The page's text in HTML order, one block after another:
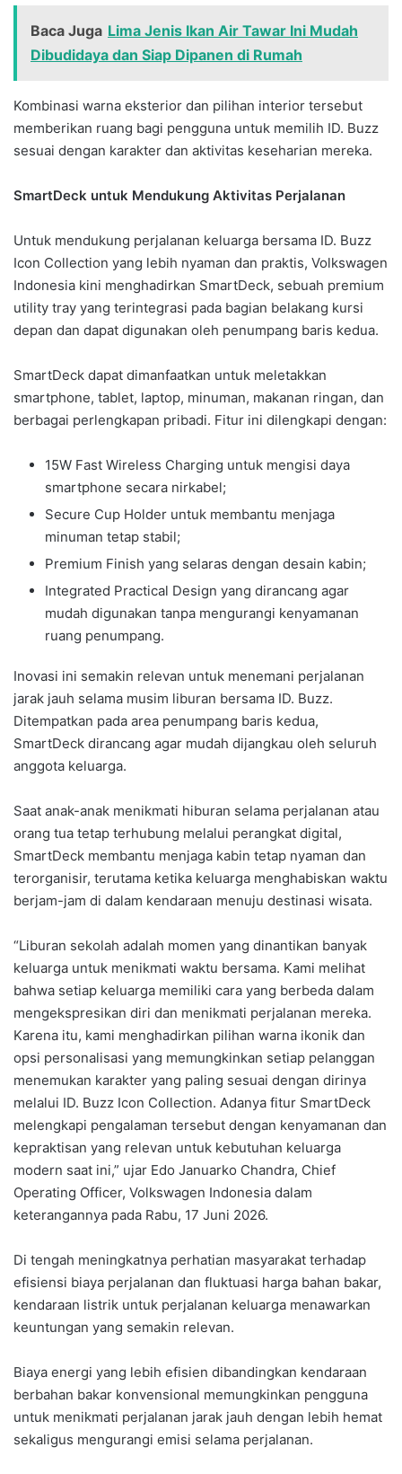
Baca Juga Lima Jenis Ikan Air Tawar Ini Mudah
Dibudidaya dan Siap Dipanen di Rumah
Kombinasi warna eksterior dan pilihan interior tersebut
memberikan ruang bagi pengguna untuk memilih ID. Buzz
sesuai dengan karakter dan aktivitas keseharian mereka.
SmartDeck untuk Mendukung Aktivitas Perjalanan
Untuk mendukung perjalanan keluarga bersama ID. Buzz
Icon Collection yang lebih nyaman dan praktis, Volkswagen
Indonesia kini menghadirkan SmartDeck, sebuah premium
utility tray yang terintegrasi pada bagian belakang kursi
depan dan dapat digunakan oleh penumpang baris kedua.
SmartDeck dapat dimanfaatkan untuk meletakkan
smartphone, tablet, laptop, minuman, makanan ringan, dan
berbagai perlengkapan pribadi. Fitur ini dilengkapi dengan:
15W Fast Wireless Charging untuk mengisi daya
smartphone secara nirkabel;
Secure Cup Holder untuk membantu menjaga
minuman tetap stabil;
Premium Finish yang selaras dengan desain kabin;
Integrated Practical Design yang dirancang agar
mudah digunakan tanpa mengurangi kenyamanan
ruang penumpang.
Inovasi ini semakin relevan untuk menemani perjalanan
jarak jauh selama musim liburan bersama ID. Buzz.
Ditempatkan pada area penumpang baris kedua,
SmartDeck dirancang agar mudah dijangkau oleh seluruh
anggota keluarga.
Saat anak-anak menikmati hiburan selama perjalanan atau
orang tua tetap terhubung melalui perangkat digital,
SmartDeck membantu menjaga kabin tetap nyaman dan
terorganisir, terutama ketika keluarga menghabiskan waktu
berjam-jam di dalam kendaraan menuju destinasi wisata.
“Liburan sekolah adalah momen yang dinantikan banyak
keluarga untuk menikmati waktu bersama. Kami melihat
bahwa setiap keluarga memiliki cara yang berbeda dalam
mengekspresikan diri dan menikmati perjalanan mereka.
Karena itu, kami menghadirkan pilihan warna ikonik dan
opsi personalisasi yang memungkinkan setiap pelanggan
menemukan karakter yang paling sesuai dengan dirinya
melalui ID. Buzz Icon Collection. Adanya fitur SmartDeck
melengkapi pengalaman tersebut dengan kenyamanan dan
kepraktisan yang relevan untuk kebutuhan keluarga
modern saat ini,” ujar Edo Januarko Chandra, Chief
Operating Officer, Volkswagen Indonesia dalam
keterangannya pada Rabu, 17 Juni 2026.
Di tengah meningkatnya perhatian masyarakat terhadap
efisiensi biaya perjalanan dan fluktuasi harga bahan bakar,
kendaraan listrik untuk perjalanan keluarga menawarkan
keuntungan yang semakin relevan.
Biaya energi yang lebih efisien dibandingkan kendaraan
berbahan bakar konvensional memungkinkan pengguna
untuk menikmati perjalanan jarak jauh dengan lebih hemat
sekaligus mengurangi emisi selama perjalanan.